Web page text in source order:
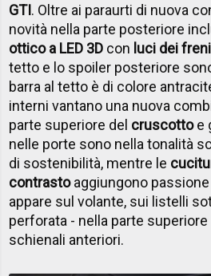
GTI. Oltre ai paraurti di nuova
novità nella parte posteriore
ottico a LED 3D con luci dei
tetto e lo spoiler posteriore
barra al tetto è di colore
interni vantano una nuova
parte superiore del cruscottoe
nelle porte sono nella tonalità
di sostenibilità, mentre le
contrastoaggiungono passione
appare sul volante, sui listelli
perforata - nella parte superiore
schienali anteriori.